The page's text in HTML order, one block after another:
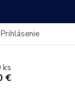
Prihlásenie
ks
€